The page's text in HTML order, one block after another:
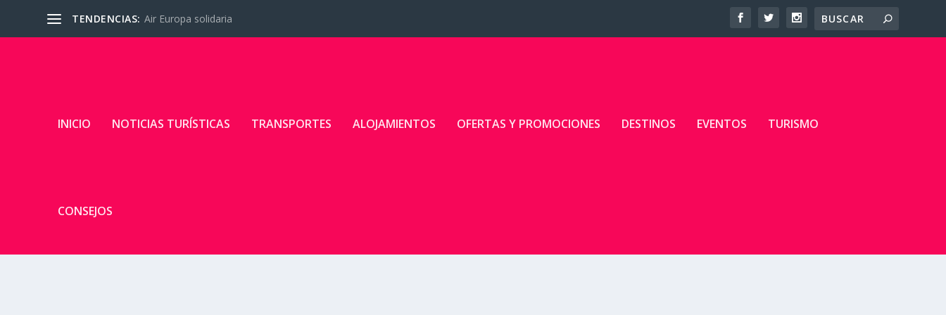
TENDENCIAS: Air Europa solidaria
INICIO NOTICIAS TURÍSTICAS TRANSPORTES ALOJAMIENTOS OFERTAS Y PROMOCIONES DESTINOS EVENTOS TURISMO
CONSEJOS